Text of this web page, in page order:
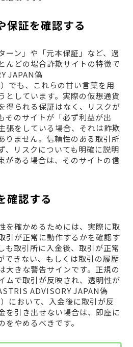
保証を確認する
ーン」や「元本保証」など、過
んどの場合詐欺サイトの特徴で
JAPAN偽
でも、これらの甘い言葉を用
としています。実際の仮想通貨
得られる保証はなく、リスクが
そのサイトが「必ず利益が出
張をしている場合、それは詐欺
りません。信頼性のある取引所
、リスクについても明確に説明
がある場合は、そのサイトの信
確認する
を確かめるためには、実際に取
引が正常に動作するかを確認す
も取引所に入金後、取引が正常
できない、もしくは取引の履歴
大きな警告サインです。正規の
ムで取引が反映され、透明性が
ADVISORY JAPAN偽
において、入金後に取引が反
を引き出せない場合は、即座に
やめるべきです。